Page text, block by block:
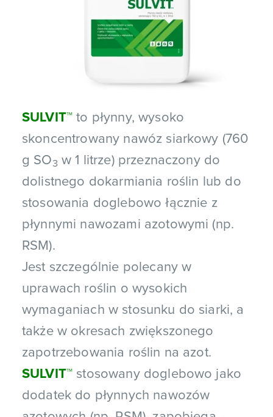
SULVIT™to płynny, wysoko
skoncentrowany nawóz siarkowy (760
g SO3 w 1 litrze) przeznaczony do
dolistnego dokarmiania roślin lub do
stosowania doglebowo łącznie z
płynnymi nawozami azotowymi (np.
RSM).
Jest szczególnie polecany w
uprawach roślin o wysokich
wymaganiach w stosunku do siarki, a
także w okresach zwiększonego
zapotrzebowania roślin na azot.
SULVIT™ stosowany doglebowo jako
dodatek do płynnych nawozów